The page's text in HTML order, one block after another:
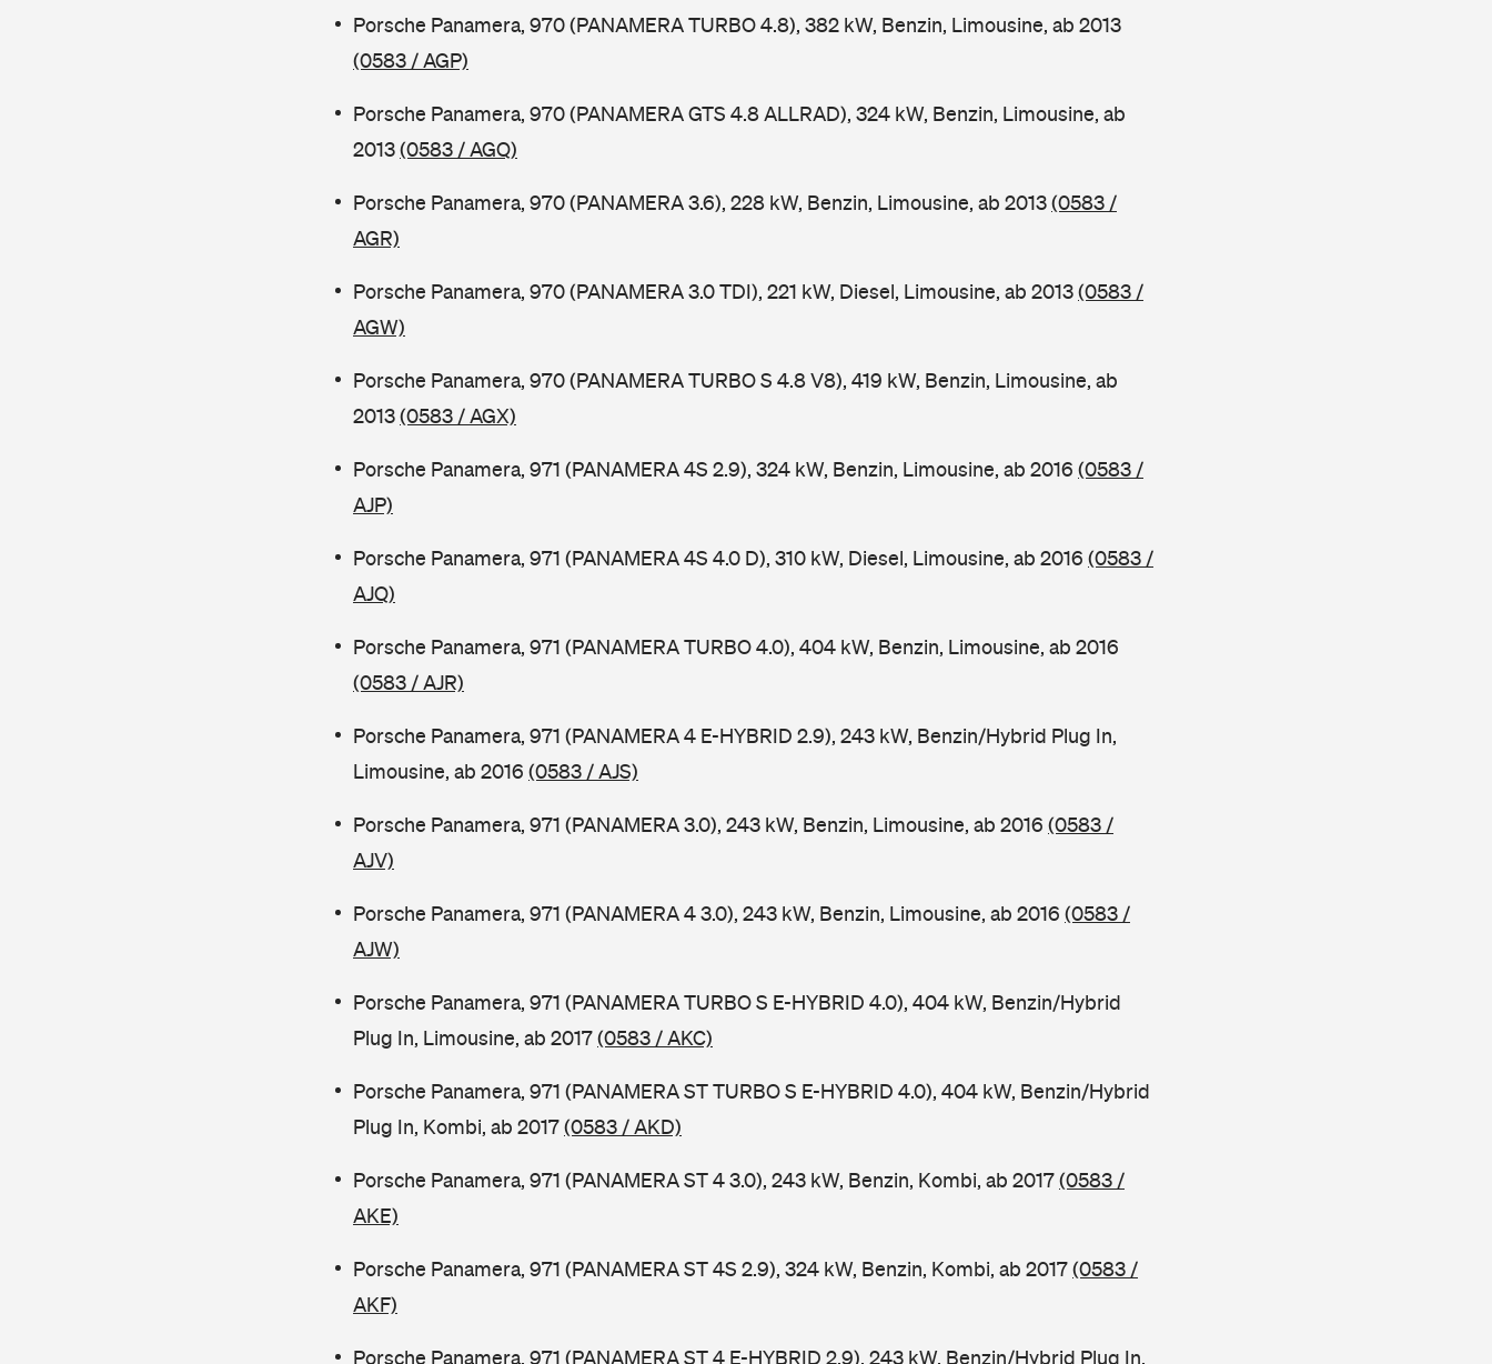
Porsche Panamera, 970 (PANAMERA TURBO 4.8), 382 kW, Benzin, Limousine, ab 2013
(0583 / AGP)
Porsche Panamera, 970 (PANAMERA GTS 4.8 ALLRAD), 324 kW, Benzin, Limousine, ab
2013(0583 / AGQ)
Porsche Panamera, 970 (PANAMERA 3.6), 228 kW, Benzin, Limousine, ab 2013(0583 /
AGR)
Porsche Panamera, 970 (PANAMERA 3.0 TDI), 221 kW, Diesel, Limousine, ab 2013(0583 /
AGW)
Porsche Panamera, 970 (PANAMERA TURBO S 4.8 V8), 419 kW, Benzin, Limousine, ab
2013(0583 / AGX)
Porsche Panamera, 971 (PANAMERA 4S 2.9), 324 kW, Benzin, Limousine, ab 2016 (0583 /
AJP)
Porsche Panamera, 971 (PANAMERA 4S 4.0 D), 310 kW, Diesel, Limousine, ab 2016 (0583 /
AJQ)
Porsche Panamera, 971 (PANAMERA TURBO 4.0), 404 kW, Benzin, Limousine, ab 2016
(0583 / AJR)
Porsche Panamera, 971 (PANAMERA 4 E-HYBRID 2.9), 243 kW, Benzin/Hybrid Plug In,
Limousine, ab 2016 (0583 / AJS)
Porsche Panamera, 971 (PANAMERA 3.0), 243 kW, Benzin, Limousine, ab 2016 (0583 /
AJV)
Porsche Panamera, 971 (PANAMERA 4 3.0), 243 kW, Benzin, Limousine, ab 2016 (0583 /
AJW)
Porsche Panamera, 971 (PANAMERA TURBO S E-HYBRID 4.0), 404 kW, Benzin/Hybrid
Plug In, Limousine, ab 2017(0583 / AKC)
Porsche Panamera, 971 (PANAMERA ST TURBO S E-HYBRID 4.0), 404 kW, Benzin/Hybrid
Plug In, Kombi, ab 2017(0583 / AKD)
Porsche Panamera, 971 (PANAMERA ST 4 3.0), 243 kW, Benzin, Kombi, ab 2017(0583 /
AKE)
Porsche Panamera, 971 (PANAMERA ST 4S 2.9), 324 kW, Benzin, Kombi, ab 2017(0583 /
AKF)
Porsche Panamera, 971 (PANAMERA ST 4 E-HYBRID 2.9), 243 kW, Benzin/Hybrid Plug In,